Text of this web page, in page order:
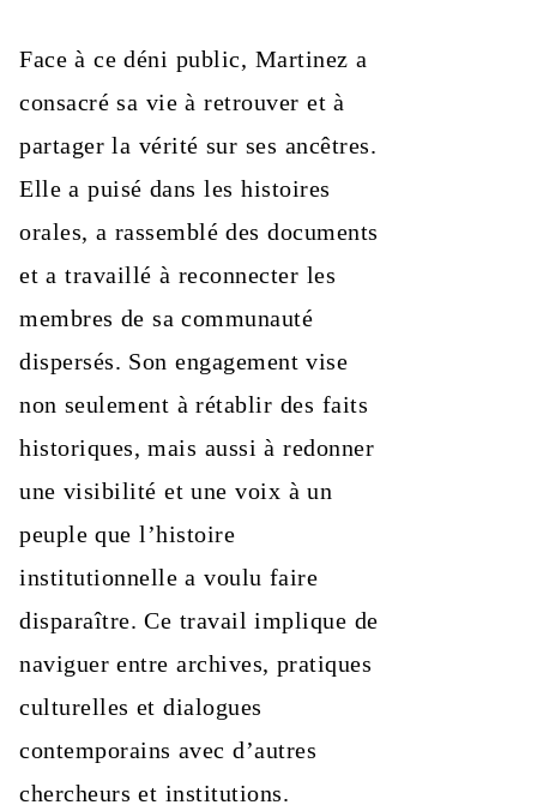
Face à ce déni public, Martinez a
consacré sa vie à retrouver et à
partager la vérité sur ses ancêtres.
Elle a puisé dans les histoires
orales, a rassemblé des documents
et a travaillé à reconnecter les
membres de sa communauté
dispersés. Son engagement vise
non seulement à rétablir des faits
historiques, mais aussi à redonner
une visibilité et une voix à un
peuple que l’histoire
institutionnelle a voulu faire
disparaître. Ce travail implique de
naviguer entre archives, pratiques
culturelles et dialogues
contemporains avec d’autres
chercheurs et institutions.